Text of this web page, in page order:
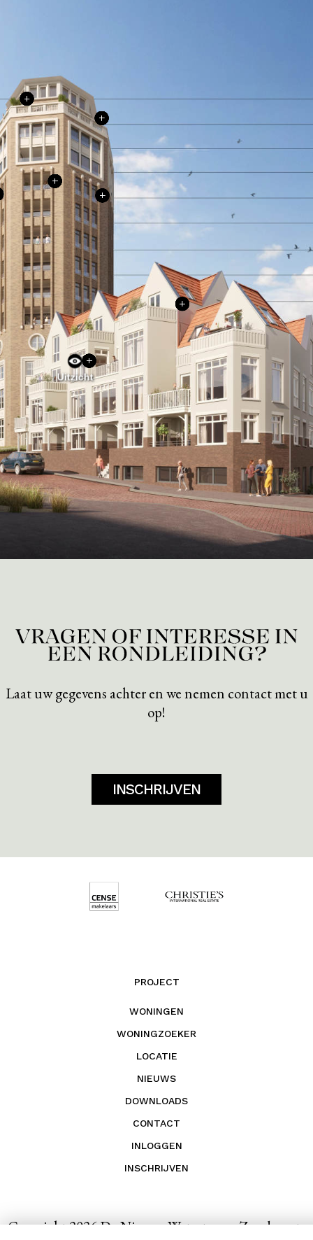
Laat uw gegevens achter en we nemen contact met u
op!
INSCHRIJVEN
PROJECT
WONINGEN
WONINGZOEKER
LOCATIE
NIEUWS
DOWNLOADS
CONTACT
INLOGGEN
INSCHRIJVEN
Copyright 2026 De Nieuwe Watertoren, Zandvoort